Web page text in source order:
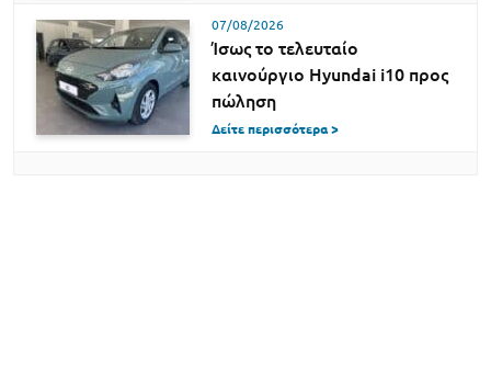
07/08/2026
Ίσως το τελευταίο
καινούργιο Hyundai i10 προς
πώληση
Δείτε περισσότερα >